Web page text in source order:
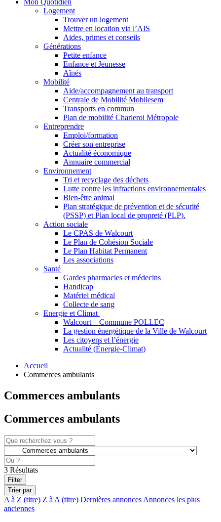
Mon Quotidien
Logement
Trouver un logement
Mettre en location via l’AIS
Aides, primes et conseils
Générations
Petite enfance
Enfance et Jeunesse
Aînés
Mobilité
Aide/accompagnement au transport
Centrale de Mobilité Mobilesem
Transports en commun
Plan de mobilité Charleroi Métropole
Entreprendre
Emploi/formation
Créer son entreprise
Actualité économique
Annuaire commercial
Environnement
Tri et recyclage des déchets
Lutte contre les infractions environnementales
Bien-être animal
Plan stratégique de prévention et de sécurité
(PSSP) et Plan local de propreté (PLP).
Action sociale
Le CPAS de Walcourt
Le Plan de Cohésion Sociale
Le Plan Habitat Permanent
Les associations
Santé
Gardes pharmacies et médecins
Handicap
Matériel médical
Collecte de sang
Energie et Climat
Walcourt – Commune POLLEC
La gestion énergétique de la Ville de Walcourt
Les citoyens et l’énergie
Actualité (Énergie-Climat)
Accueil
Commerces ambulants
Commerces ambulants
Commerces ambulants
3 Résultats
Filter
Trier par
A à Z (titre) Z à A (titre) Dernières annonces Annonces les plus
anciennes